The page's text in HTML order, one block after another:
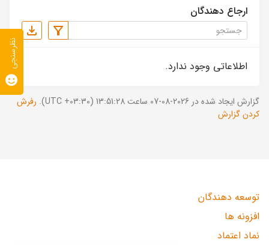
ارجاع دهندگان
اطلاعاتی وجود ندارد.
گزارش ایجاد شده در 2026-08-07 ساعت 13:51:28 (UTC +03:30).
رفرش
کردن گزارش
توسعه دهندگان
افزونه ها
نماد اعتماد
نظرسنجی